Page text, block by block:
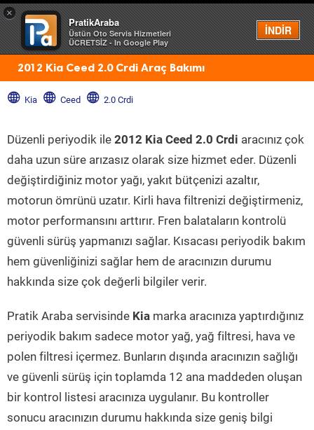
×
PratikAraba
Üstün Oto Servis Hizmetleri
ÜCRETSİZ - In Google Play
İNDİR
Menü
2012 Kia Ceed 2.0 Crdi Araç Bakımı
Kia Ceed 2.0 Crdi
Düzenli periyodik ile 2012 Kia Ceed 2.0 Crdi aracınız çok
daha uzun süre arızasız olarak size hizmet eder. Düzenli
değiştirdiğiniz motor yağı, yakıt bütçenizi azaltır,
motorun ömrünü uzatır. Kirli hava filtrenizi değiştirmeniz,
motor performansını arttırır. Fren balataların kontrolü
güvenli sürüş yapmanızı sağlar. Kısacası periyodik bakım
hem güvenliğinizi sağlar hem de aracınızın durumu
hakkında size çok değerli bilgiler verir.
Pratik Araba servisinde Kia marka aracınıza yaptırdığınız
periyodik bakım sadece motor yağ, yağ filtresi, hava ve
polen filtresi içermez. Bunların dışında aracınızın sağlığı
ve güvenli sürüş için toplamda 12 ana maddeden oluşan
bir kontrol listesi aracınıza uygulanır. Bu kontroller
sonucu aracınızın durumu hakkında size geniş bilgi